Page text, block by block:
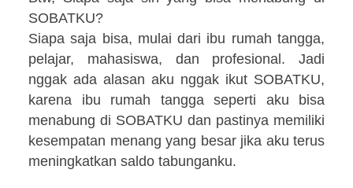
SOBATKU?
Siapa saja bisa, mulai dari ibu rumah tangga,
pelajar, mahasiswa, dan profesional. Jadi
nggak ada alasan aku nggak ikut SOBATKU,
karena ibu rumah tangga seperti aku bisa
menabung di SOBATKU dan pastinya memiliki
kesempatan menang yang besar jika aku terus
meningkatkan saldo tabunganku.